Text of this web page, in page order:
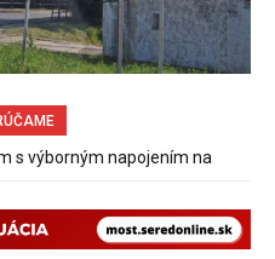
s výborným napojením na